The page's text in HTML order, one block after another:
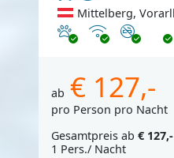
Mittelberg,
Haustiere erlaubt
Internet
ab € 127,-
pro Person pro Nacht
Gesamtpreis ab € 127,-
1 Pers./ Nacht